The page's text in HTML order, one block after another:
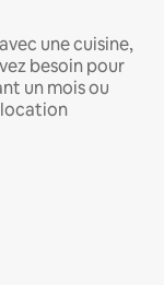
une cuisine,
besoin pour
un mois ou